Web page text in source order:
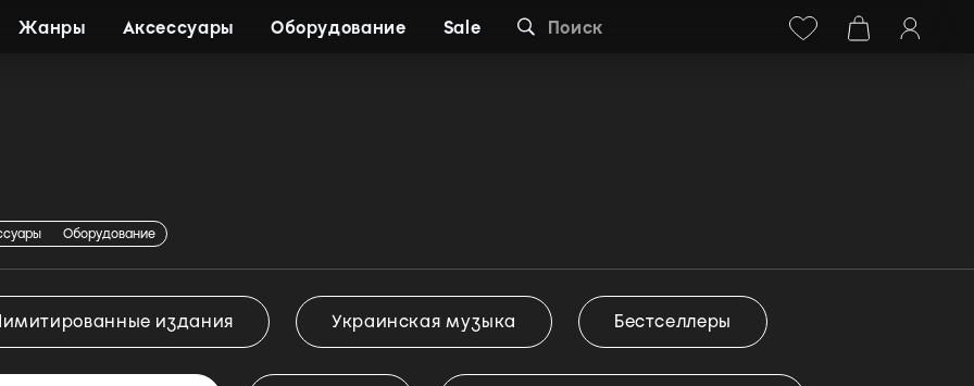
+38 (068) 778-40-38
Жанры Аксессуары Оборудование Sale Поиск
Оборудование
издания Украинская музыка Бестселлеры